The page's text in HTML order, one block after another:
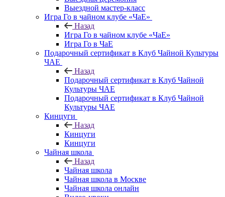
Выездной мастер-класс
Игра Го в чайном клубе «ЧаЕ»
Назад
Игра Го в чайном клубе «ЧаЕ»
Игра Го в ЧаЕ
Подарочный сертификат в Клуб Чайной Культуры
ЧАЕ
Назад
Подарочный сертификат в Клуб Чайной
Культуры ЧАЕ
Подарочный сертификат в Клуб Чайной
Культуры ЧАЕ
Кинцуги
Назад
Кинцуги
Кинцуги
Чайная школа
Назад
Чайная школа
Чайная школа в Москве
Чайная школа онлайн